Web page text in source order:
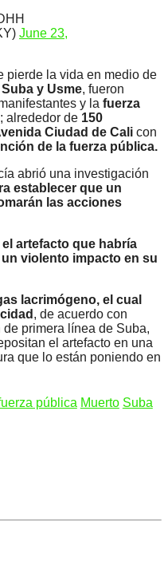
June 23,
pierde la vida en medio de
y Usme, fueron
y la fuerza
alrededor de 150
Ciudad de Cali con
de la fuerza pública.
abrió una investigación
establecer que un
las acciones
el artefacto que habría
violento impacto en su
lacrimógeno, el cual
, de acuerdo con
primera línea de Suba,
el artefacto en una
que lo están poniendo en
pública Muerto Suba